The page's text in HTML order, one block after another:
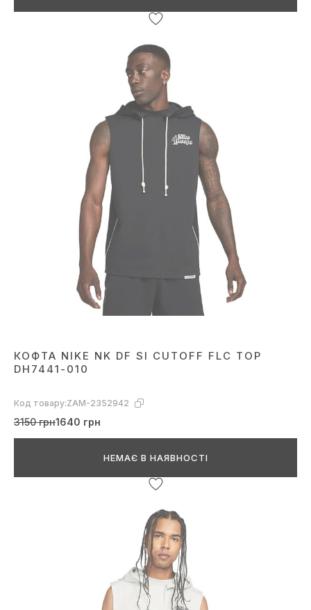
КОФТА NIKE NK DF SI CUTOFF FLC TOP
DH7441-010
Код товару:ZAM-2352942
3150 грн1640 грн
НЕМАЄ В НАЯВНОСТІ